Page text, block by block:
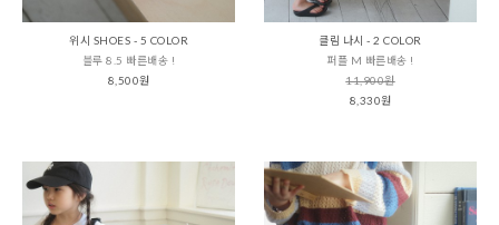
위시 SHOES - 5 COLOR
블루 8.5 빠른배송 !
8,500원
클림 나시 - 2 COLOR
퍼플 M 빠른배송 !
11,900원
8,330원